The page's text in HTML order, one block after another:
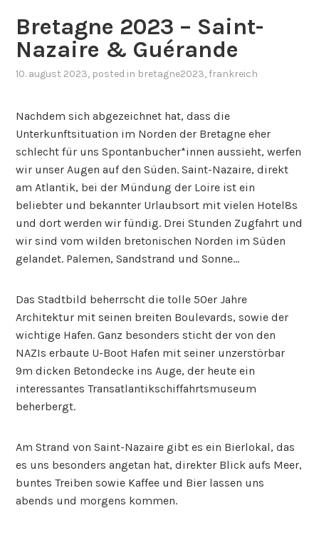
Bretagne 2023 – Saint-
Nazaire & Guérande
10. august 2023, posted in bretagne2023, frankreich
Nachdem sich abgezeichnet hat, dass die
Unterkunftsituation im Norden der Bretagne eher
schlecht für uns Spontanbucher*innen aussieht, werfen
wir unser Augen auf den Süden. Saint-Nazaire, direkt
am Atlantik, bei der Mündung der Loire ist ein
beliebter und bekannter Urlaubsort mit vielen Hotel8s
und dort werden wir fündig. Drei Stunden Zugfahrt und
wir sind vom wilden bretonischen Norden im Süden
gelandet. Palemen, Sandstrand und Sonne…
Das Stadtbild beherrscht die tolle 50er Jahre
Architektur mit seinen breiten Boulevards, sowie der
wichtige Hafen. Ganz besonders sticht der von den
NAZIs erbaute U-Boot Hafen mit seiner unzerstörbar
9m dicken Betondecke ins Auge, der heute ein
interessantes Transatlantikschiffahrtsmuseum
beherbergt.
Am Strand von Saint-Nazaire gibt es ein Bierlokal, das
es uns besonders angetan hat, direkter Blick aufs Meer,
buntes Treiben sowie Kaffee und Bier lassen uns
abends und morgens kommen.